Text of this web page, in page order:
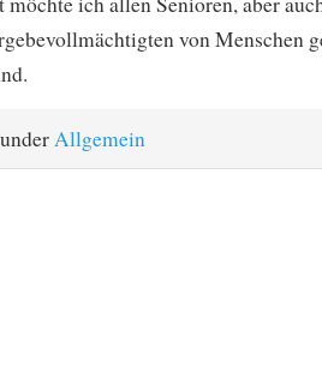
von Menschen
Allgemein